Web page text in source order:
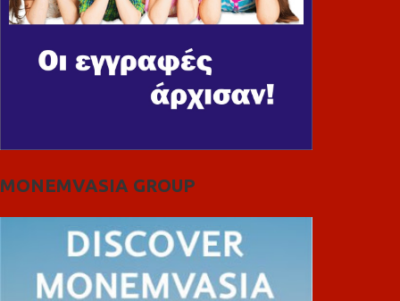
MONEMVASIA GROUP